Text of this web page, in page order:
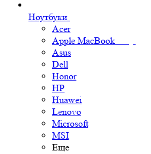
Ноутбуки
Acer
Apple MacBook
Asus
Dell
Honor
HP
Huawei
Lenovo
Microsoft
MSI
Еще